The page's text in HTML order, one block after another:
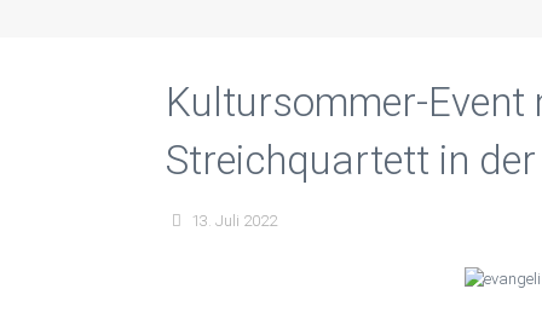
Kultursommer-Event
Streichquartett in
fällt am 13.07.2022
13. Juli 2022